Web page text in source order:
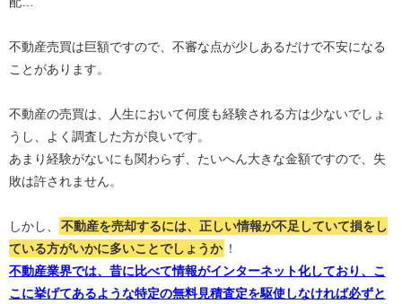
不動産売買は巨額ですので、不審な点が少しあるだけで不安になる
ことがあります。
不動産の売買は、人生において何度も経験される方は少ないでしょ
うし、よく調査した方が良いです。
あまり経験がないにも関わらず、たいへん大きな金額ですので、失
敗は許されません。
しかし、
不動産を売却するには、正しい情報が不足していて損をし
ている方がいかに多いことでしょうか ！
不動産業界では、昔に比べて情報がインターネット化しており、こ
こに挙げてあるような特定の無料見積査定を駆使しなければ必ずと